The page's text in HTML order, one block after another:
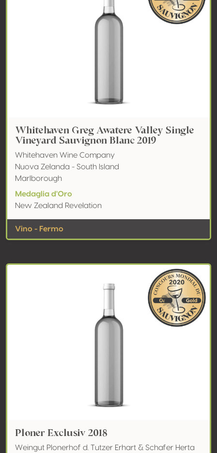
Whitehaven Greg Awatere Valley Single
Vineyard Sauvignon Blanc 2019
Whitehaven Wine Company
Nuova Zelanda - South Island
Marlborough
Medaglia d'Oro
New Zealand Revelation
Vino - Fermo
Ploner Exclusiv 2018
Weingut Plonerhof d. Tutzer Erhart & Schafer Herta